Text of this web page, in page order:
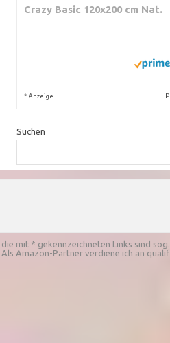
Crazy Basic 120x200 cm Nat.
* Anzeige
Suchen
die mit * gekennzeichneten Links sind
Als Amazon-Partner verdiene ich an